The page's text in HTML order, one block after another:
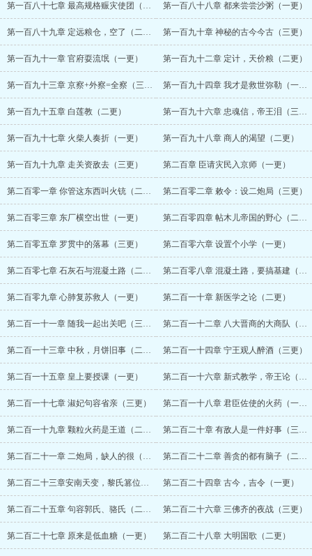
第一百八十七章 最高规格赈灾使团（三更） 第一百八十八章 都来尝尝沙粥（一更）
第一百八十九章 定远粮仓，空了（二更） 第一百九十章 神秘的古今今古（三更）
第一百九十一章 官府耍流氓（一更） 第一百九十二章 定计，天价粮（二更）
第一百九十三章 京察+外察=全察（三更） 第一百九十四章 我才是救世弥勒（一更）
第一百九十五章 白莲教（二更） 第一百九十六章 忠魂信，帝王泪（三更）
第一百九十七章 火柴人奏折（一更） 第一百九十八章 商人的渴望（二更）
第一百九十九章 走关资敌去（三更） 第二百章 臣请灾民入京师（一更）
第二百零一章 你管这东西叫火铳（二更） 第二百零二章 敕令：设二炮局（三更）
第二百零三章 东厂横空出世（一更） 第二百零四章 帖木儿帝国的野心（二更）
第二百零五章 罗贯中的落幕（三更） 第二百零六章 设置个小学（一更）
第二百零七章 石灰石与混凝土路（二更） 第二百零八章 混凝土路，要搞基建（三更）
第二百零九章 心肺复苏救人（一更） 第二百一十章 新医学之论（二更）
第二百一十一章 随我一起出关吧（三更） 第二百一十二章 八大晋商的大商队（一更）
第二百一十三章 中秋，月饼旧事（二更） 第二百一十四章 宁王观人醉酒（三更）
第二百一十五章 皇上要授课（一更） 第二百一十六章 新式教学，帝王论（二更）
第二百一十七章 淑妃句容省亲（三更） 第二百一十八章 君臣佐使的火药（一更）
第二百一十九章 颗粒火药是王道（二更） 第二百二十章 有敌人是一件好事（三更）
第二百二十一章 二炮局，缺人的很（一更） 第二百二十二章 善贪的都有脑子（二更）
第二百二十三章安南天变，黎氏篡位（三更） 第二百二十四章 古今，吉令（一更）
第二百二十五章 句容郭氏、骆氏（二更） 第二百二十六章 三佛齐的夜战（三更）
第二百二十七章 原来是低血糖（一更） 第二百二十八章 大明国歌（二更）